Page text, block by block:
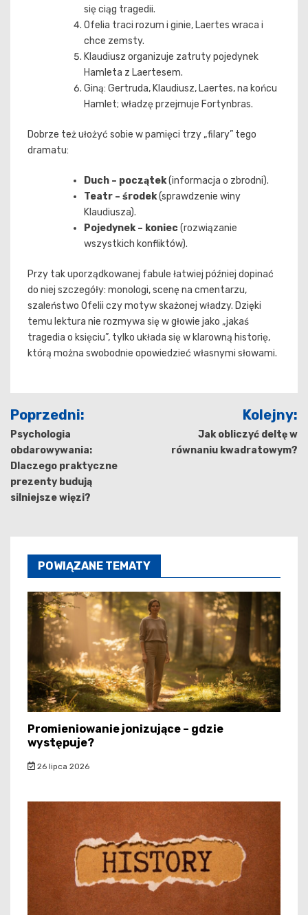
się ciąg tragedii.
Ofelia traci rozum i ginie, Laertes wraca i
chce zemsty.
Klaudiusz organizuje zatruty pojedynek
Hamleta z Laertesem.
Giną: Gertruda, Klaudiusz, Laertes, na końcu
Hamlet; władzę przejmuje Fortynbras.
Dobrze też ułożyć sobie w pamięci trzy „filary” tego
dramatu:
Duch – początek(informacja o zbrodni).
Teatr – środek(sprawdzenie winy
Klaudiusza).
Pojedynek – koniec(rozwiązanie
wszystkich konfliktów).
Przy tak uporządkowanej fabule łatwiej później dopinać
do niej szczegóły: monologi, scenę na cmentarzu,
szaleństwo Ofelii czy motyw skażonej władzy. Dzięki
temu lektura nie rozmywa się w głowie jako „jakaś
tragedia o księciu”, tylko układa się w klarowną historię,
którą można swobodnie opowiedzieć własnymi słowami.
Nawigacja
wpisu
Poprzedni:
Psychologia
obdarowywania:
Dlaczego praktyczne
prezenty budują
silniejsze więzi?
Kolejny:
Jak obliczyć deltę w
równaniu kwadratowym?
POWIĄZANE TEMATY
Promieniowanie jonizujące – gdzie
występuje?
26 lipca 2026